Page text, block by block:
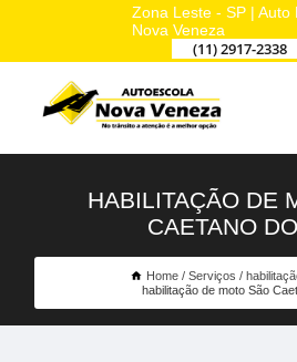
Zona Leste - SP | Auto
Nova Veneza
(11) 2917-2338
HABILITAÇÃO DE
CAETANO
Home Serviços
habilitação de moto São